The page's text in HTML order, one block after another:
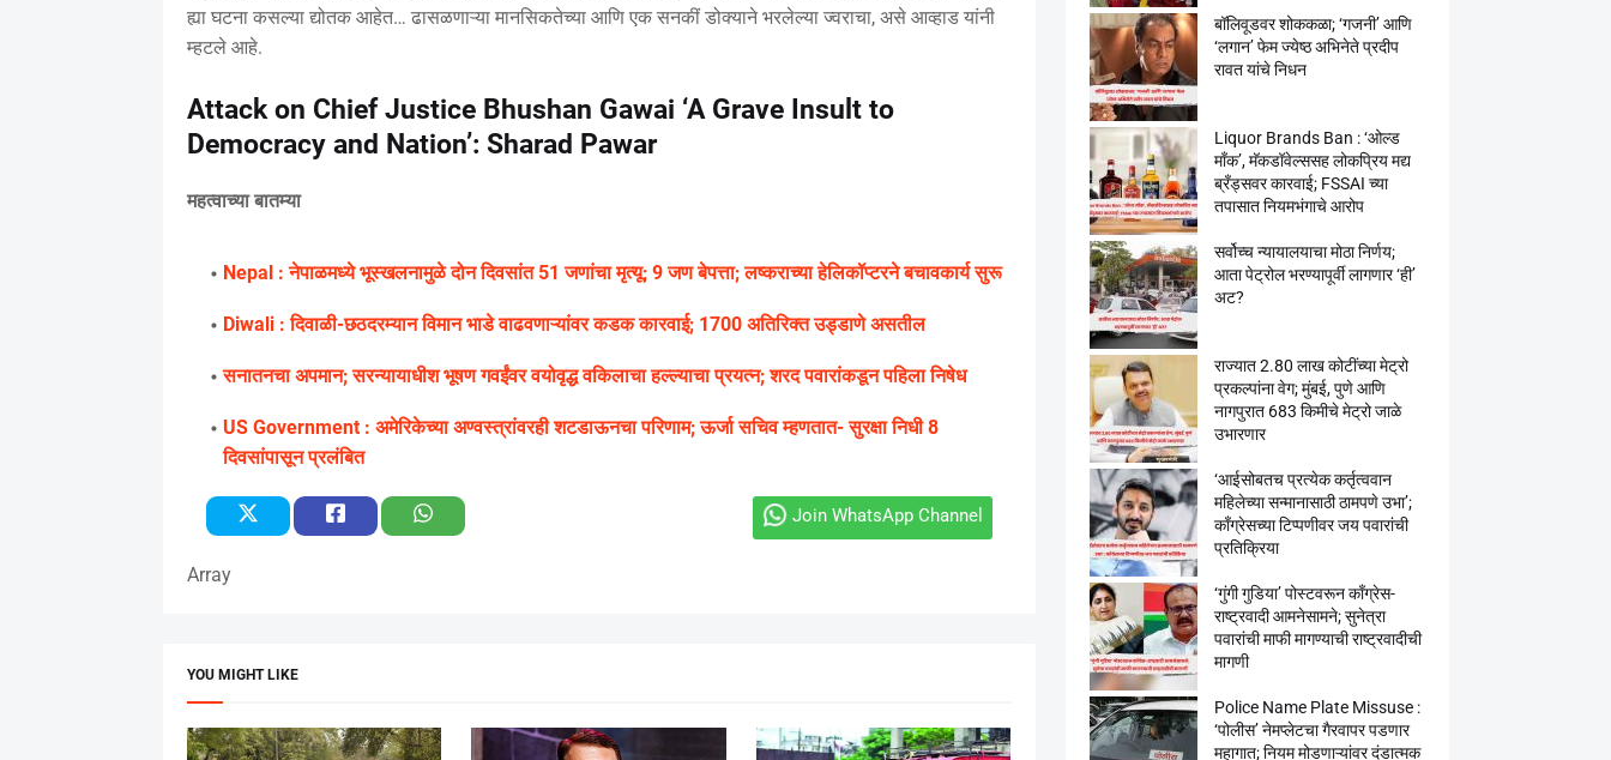
ह्या घटना कसल्या द्योतक आहेत… ढासळणाऱ्या मानसिकतेच्या आणि एक सनकीं डोक्याने भरलेल्या ज्वराचा, असे आव्हाड यांनी
म्हटले आहे.
Attack on Chief Justice Bhushan Gawai ‘A Grave Insult to
Democracy and Nation’: Sharad Pawar
महत्वाच्या बातम्या
Nepal : नेपाळमध्ये भूस्खलनामुळे दोन दिवसांत 51 जणांचा मृत्यू; 9 जण बेपत्ता; लष्कराच्या हेलिकॉप्टरने बचावकार्य सुरू
Diwali : दिवाळी-छठदरम्यान विमान भाडे वाढवणाऱ्यांवर कडक कारवाई; 1700 अतिरिक्त उड्डाणे असतील
सनातनचा अपमान; सरन्यायाधीश भूषण गवईंवर वयोवृद्ध वकिलाचा हल्ल्याचा प्रयत्न; शरद पवारांकडून पहिला निषेध
US Government : अमेरिकेच्या अण्वस्त्रांवरही शटडाऊनचा परिणाम; ऊर्जा सचिव म्हणतात- सुरक्षा निधी 8
दिवसांपासून प्रलंबित
Join WhatsApp Channel
Array
YOU MIGHT LIKE
बॉलिवूडवर शोककळा; ‘गजनी’ आणि
‘लगान’ फेम ज्येष्ठ अभिनेते प्रदीप
रावत यांचे निधन
Liquor Brands Ban : ‘ओल्ड
मॉंक’, मॅकडॉवेल्ससह लोकप्रिय मद्य
ब्रँड्सवर कारवाई; FSSAI च्या
तपासात नियमभंगाचे आरोप
सर्वोच्च न्यायालयाचा मोठा निर्णय;
आता पेट्रोल भरण्यापूर्वी लागणार ‘ही’
अट?
राज्यात 2.80 लाख कोटींच्या मेट्रो
प्रकल्पांना वेग; मुंबई, पुणे आणि
नागपुरात 683 किमीचे मेट्रो जाळे
उभारणार
‘आईसोबतच प्रत्येक कर्तृत्ववान
महिलेच्या सन्मानासाठी ठामपणे उभा’;
काँग्रेसच्या टिप्पणीवर जय पवारांची
प्रतिक्रिया
‘गुंगी गुडिया’ पोस्टवरून काँग्रेस-
राष्ट्रवादी आमनेसामने; सुनेत्रा
पवारांची माफी मागण्याची राष्ट्रवादीची
मागणी
Police Name Plate Missuse :
‘पोलीस’ नेमप्लेटचा गैरवापर पडणार
महागात; नियम मोडणाऱ्यांवर दंडात्मक